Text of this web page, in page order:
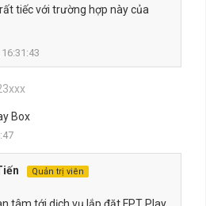
tiếc với trường hợp này của
Box
Quản trị viên
tâm tới dịch vụ lắp đặt FPT Play